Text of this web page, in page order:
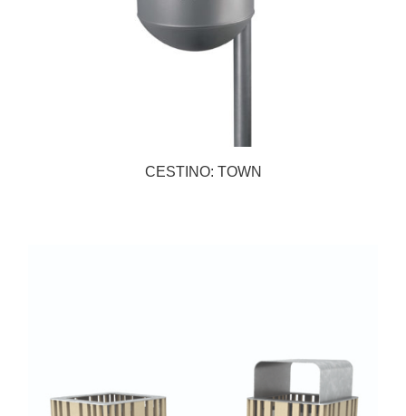
CESTINO: TOWN